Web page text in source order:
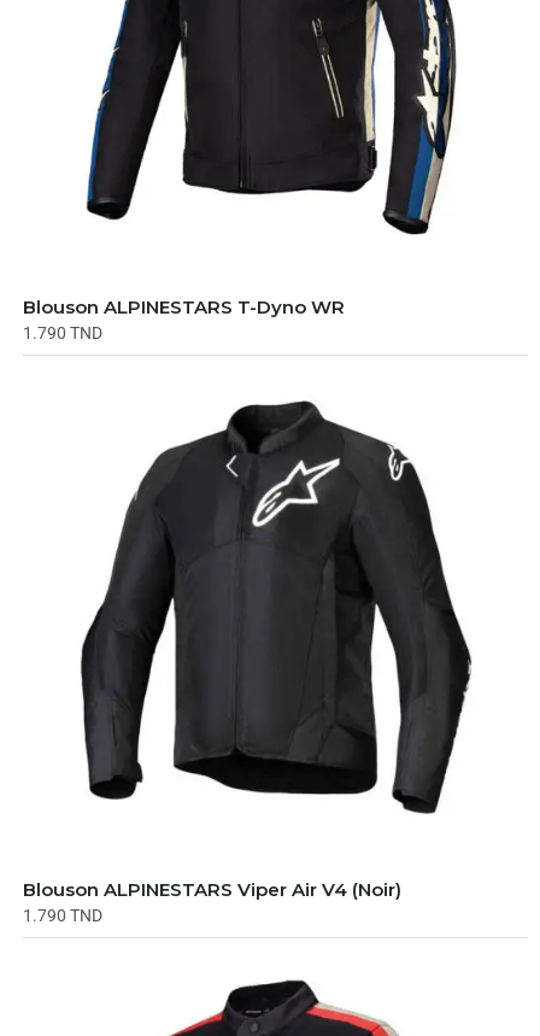
Blouson ALPINESTARS T-Dyno WR
1.790 TND
Blouson ALPINESTARS Viper Air V4 (Noir)
1.790 TND